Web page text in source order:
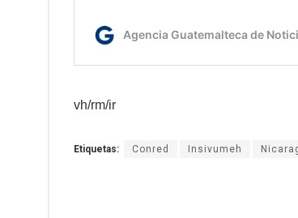
vh/rm/ir
Etiquetas: Conred Insivumeh